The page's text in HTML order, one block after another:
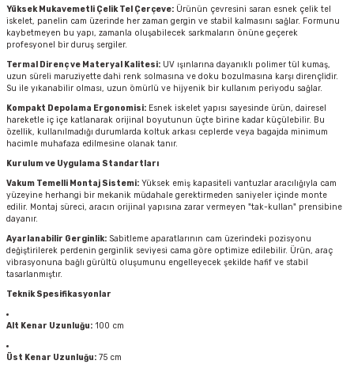
Yüksek Mukavemetli Çelik Tel Çerçeve: Ürünün çevresini saran esnek çelik tel
iskelet, panelin cam üzerinde her zaman gergin ve stabil kalmasını sağlar. Formunu
kaybetmeyen bu yapı, zamanla oluşabilecek sarkmaların önüne geçerek
profesyonel bir duruş sergiler.
Termal Direnç ve Materyal Kalitesi: UV ışınlarına dayanıklı polimer tül kumaş,
uzun süreli maruziyette dahi renk solmasına ve doku bozulmasına karşı dirençlidir.
Su ile yıkanabilir olması, uzun ömürlü ve hijyenik bir kullanım periyodu sağlar.
Kompakt Depolama Ergonomisi: Esnek iskelet yapısı sayesinde ürün, dairesel
hareketle iç içe katlanarak orijinal boyutunun üçte birine kadar küçülebilir. Bu
özellik, kullanılmadığı durumlarda koltuk arkası ceplerde veya bagajda minimum
hacimle muhafaza edilmesine olanak tanır.
Kurulum ve Uygulama Standartları
Vakum Temelli Montaj Sistemi: Yüksek emiş kapasiteli vantuzlar aracılığıyla cam
yüzeyine herhangi bir mekanik müdahale gerektirmeden saniyeler içinde monte
edilir. Montaj süreci, aracın orijinal yapısına zarar vermeyen "tak-kullan" prensibine
dayanır.
Ayarlanabilir Gerginlik: Sabitleme aparatlarının cam üzerindeki pozisyonu
değiştirilerek perdenin gerginlik seviyesi cama göre optimize edilebilir. Ürün, araç
vibrasyonuna bağlı gürültü oluşumunu engelleyecek şekilde hafif ve stabil
tasarlanmıştır.
Teknik Spesifikasyonlar
Alt Kenar Uzunluğu: 100 cm
Üst Kenar Uzunluğu: 75 cm